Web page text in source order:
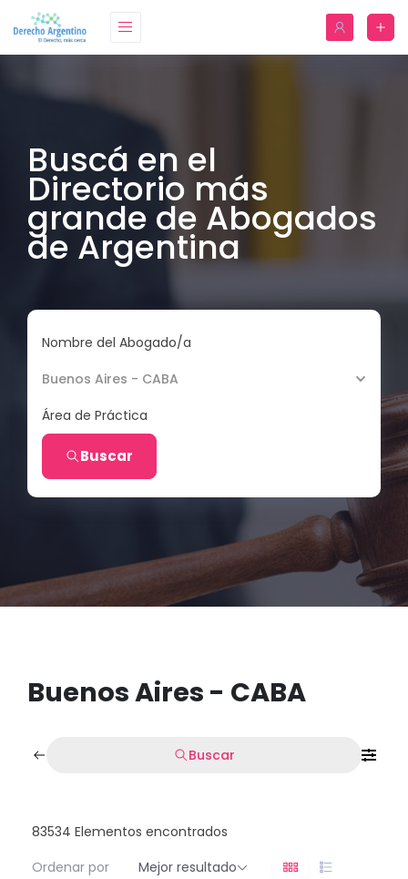
Buscá en el
Directorio más
grande de Abogados
de Argentina
Nombre del Abogado/a
Buenos Aires - CABA
Área de Práctica
Buscar
Buenos Aires - CABA
Buscar
83534 Elementos encontrados
Ordenar por
Mejor resultado